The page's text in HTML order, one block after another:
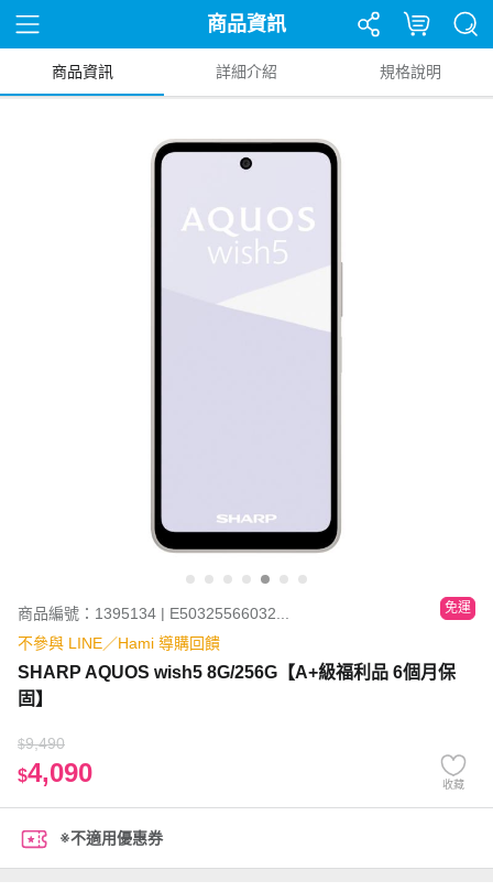
商品資訊
商品資訊 詳細介紹 規格說明
商品編號：1395134 | E50325566032... 免運
不參與 LINE／Hami 導購回饋
SHARP AQUOS wish5 8G/256G【A+級福利品 6個月保
固】
$9,490
$4,090 收藏
※不適用優惠券